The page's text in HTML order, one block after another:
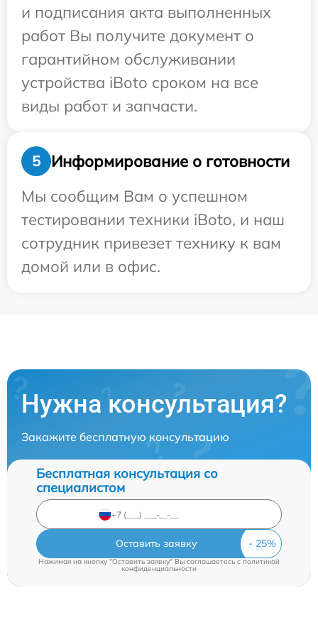
и подписания акта выполненных
работ Вы получите документ о
гарантийном обслуживании
устройства iBoto сроком на все
виды работ и запчасти.
5
Информирование о готовности
Мы сообщим Вам о успешном
тестировании техники iBoto, и наш
сотрудник привезет технику к вам
домой или в офис.
Нужна консультация?
Закажите бесплатную консультацию
Бесплатная консультация со
специалистом
Оставить заявку
Нажимая на кнопку "Оставить заявку" Вы соглашаетесь c политикой
конфиденциальности